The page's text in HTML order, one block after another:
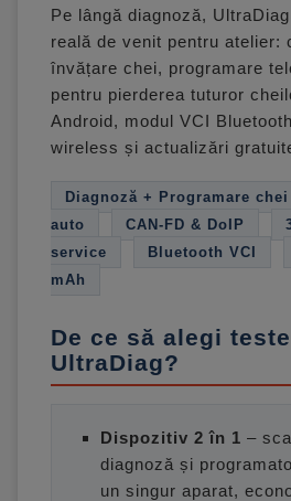
Pe lângă diagnoză,
reală de venit pentru atelier:
învățare chei, programare
pentru pierderea tuturor
Android, modul VCI
wireless și actualizări
Diagnoză + Programare chei
auto
CAN-FD & DoIP
service
Bluetooth VCI
mAh
De ce să alegi
UltraDiag?
Dispozitiv 2 în 1 –
diagnoză și
un singur aparat,